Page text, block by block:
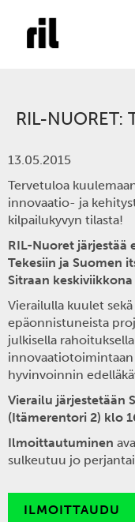
RIL-NUORET:
13.05.2015
Tervetuloa
innovaatio- ja
kilpailukyvyn tilasta!
RIL-Nuoret järjestää
Tekesiin ja Suomen
Sitraan keskiviikkona
Vierailulla kuulet
epäonnistuneista
julkisella
innovaatiotoimintaan
hyvinvoinnin
Vierailu järjestetään
(Itämerentori 2) klo
Ilmoittautuminen
sulkeutuu jo
ILMOITTAUDU